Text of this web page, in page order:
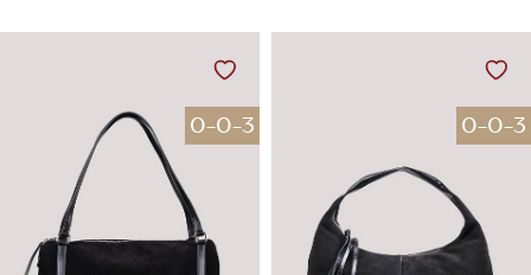
0-0-3 0-0-3